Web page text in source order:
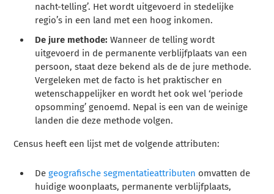
nacht-telling’. Het wordt uitgevoerd in stedelijke
regio’s in een land met een hoog inkomen.
De jure methode: Wanneer de telling wordt
uitgevoerd in de permanente verblijfplaats van een
persoon, staat deze bekend als de de jure methode.
Vergeleken met de facto is het praktischer en
wetenschappelijker en wordt het ook wel ‘periode
opsomming’ genoemd. Nepal is een van de weinige
landen die deze methode volgen.
Census heeft een lijst met de volgende attributen:
Degeografische segmentatieattributen omvatten de
huidige woonplaats, permanente verblijfplaats,